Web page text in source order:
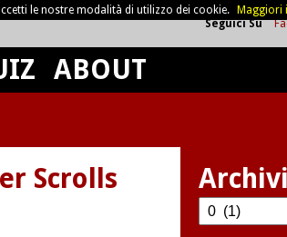
Seguici Su
ABOUT
Scrolls
Archivi
Archivi
le nostre modalità di utilizzo dei cookie. Maggiori